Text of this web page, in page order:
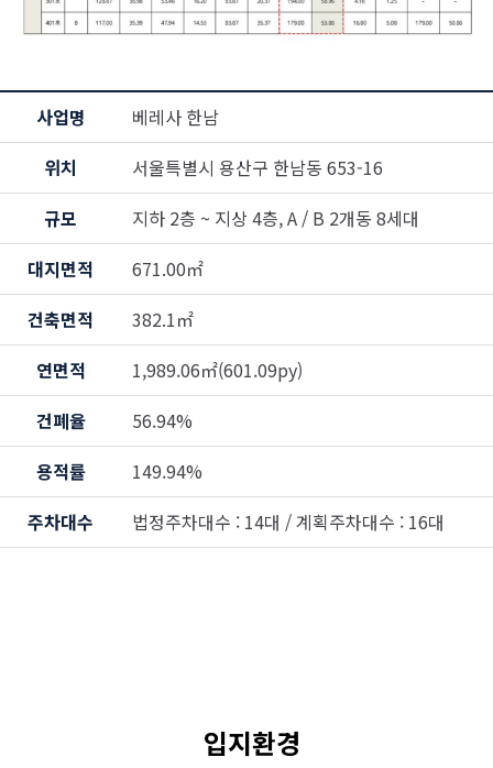
사업명
베레사 한남
위치
서울특별시 용산구 한남동 653-16
규모
지하 2층 ~ 지상 4층, A / B 2개동 8세대
대지면적
671.00㎡
건축면적
382.1㎡
연면적
1,989.06㎡(601.09py)
건폐율
56.94%
용적률
149.94%
주차대수
법정주차대수 : 14대 / 계획주차대수 : 16대
입지환경